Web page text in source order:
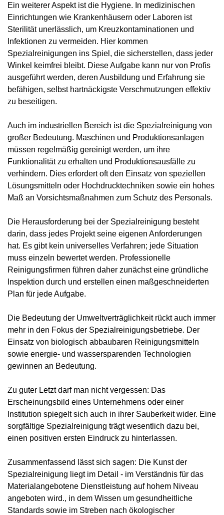
Ein weiterer Aspekt ist die Hygiene. In medizinischen
Einrichtungen wie Krankenhäusern oder Laboren ist
Sterilität unerlässlich, um Kreuzkontaminationen und
Infektionen zu vermeiden. Hier kommen
Spezialreinigungen ins Spiel, die sicherstellen, dass jeder
Winkel keimfrei bleibt. Diese Aufgabe kann nur von Profis
ausgeführt werden, deren Ausbildung und Erfahrung sie
befähigen, selbst hartnäckigste Verschmutzungen effektiv
zu beseitigen.
Auch im industriellen Bereich ist die Spezialreinigung von
großer Bedeutung. Maschinen und Produktionsanlagen
müssen regelmäßig gereinigt werden, um ihre
Funktionalität zu erhalten und Produktionsausfälle zu
verhindern. Dies erfordert oft den Einsatz von speziellen
Lösungsmitteln oder Hochdrucktechniken sowie ein hohes
Maß an Vorsichtsmaßnahmen zum Schutz des Personals.
Die Herausforderung bei der Spezialreinigung besteht
darin, dass jedes Projekt seine eigenen Anforderungen
hat. Es gibt kein universelles Verfahren; jede Situation
muss einzeln bewertet werden. Professionelle
Reinigungsfirmen führen daher zunächst eine gründliche
Inspektion durch und erstellen einen maßgeschneiderten
Plan für jede Aufgabe.
Die Bedeutung der Umweltverträglichkeit rückt auch immer
mehr in den Fokus der Spezialreinigungsbetriebe. Der
Einsatz von biologisch abbaubaren Reinigungsmitteln
sowie energie- und wassersparenden Technologien
gewinnen an Bedeutung.
Zu guter Letzt darf man nicht vergessen: Das
Erscheinungsbild eines Unternehmens oder einer
Institution spiegelt sich auch in ihrer Sauberkeit wider. Eine
sorgfältige Spezialreinigung trägt wesentlich dazu bei,
einen positiven ersten Eindruck zu hinterlassen.
Zusammenfassend lässt sich sagen: Die Kunst der
Spezialreinigung liegt im Detail - im Verständnis für das
Materialangebotene Dienstleistung auf hohem Niveau
angeboten wird., in dem Wissen um gesundheitliche
Standards sowie im Streben nach ökologischer